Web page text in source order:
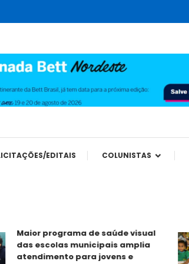
EDITAIS COLUNISTAS
programa de saúde visual
escolas municipais amplia
para jovens e